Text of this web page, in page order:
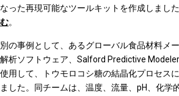
なった再現可能なツールキットを作成しました
む。
別の事例として、あるグローバル食品材料メ
解析ソフトウェア、Salford Predictive
使用して、トウモロコシ糖の結晶化プロセス
ました。同チームは、温度、流量、pH、化学